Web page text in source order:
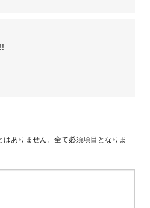
ありません。全て必須項目となりま